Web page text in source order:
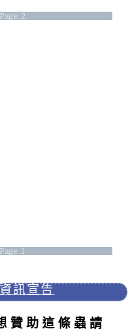
訊宣告
贊助這條蟲請